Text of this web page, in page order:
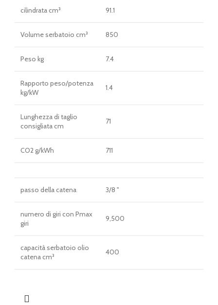
cilindrata cm³
91.1
Volume serbatoio cm³ 850
Peso kg 7.4
Rapporto peso/potenza
kg/kW
1.4
Lunghezza di taglio
consigliata cm
71
CO2 g/kWh 711
passo della catena 3/8 "
numero di giri con Pmax
giri
9,500
capacità serbatoio olio
catena cm³
400